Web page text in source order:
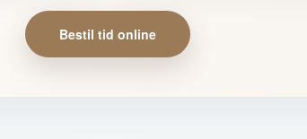
Bestil tid online